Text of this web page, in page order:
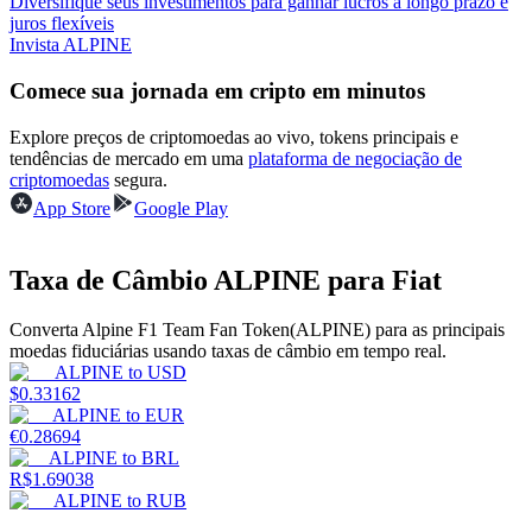
Ganhar
Porquinho poderoso
Ganhe recompensas competitivas diariamente
juros flexíveis
Invista ALPINE
Comece sua jornada em cripto em minutos
Explore preços de criptomoedas ao vivo, tokens principais e
tendências de mercado em uma plataforma de negociação de
criptomoedas segura.
App Store
Google Play
Taxa de Câmbio ALPINE para Fiat
Converta Alpine F1 Team Fan Token(ALPINE) para as principais
moedas fiduciárias usando taxas de câmbio em tempo real.
ALPINE to USD
$0.33162
ALPINE to EUR
€0.28694
ALPINE to BRL
R$1.69038
ALPINE to RUB